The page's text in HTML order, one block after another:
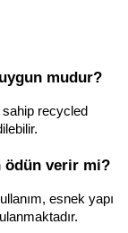
mudur?
recycled
ödün verir mi?
esnek yapı